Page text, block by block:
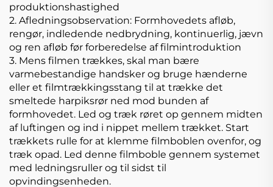
produktionshastighed
2. Afledningsobservation: Formhovedets afløb,
rengør, indledende nedbrydning, kontinuerlig, jævn
og ren afløb før forberedelse af filmintroduktion
3. Mens filmen trækkes, skal man bære
varmebestandige handsker og bruge hænderne
eller et filmtrækkingsstang til at trække det
smeltede harpiksrør ned mod bunden af
formhovedet. Led og træk røret op gennem midten
af luftingen og ind i nippet mellem trækket. Start
trækkets rulle for at klemme filmboblen ovenfor, og
træk opad. Led denne filmboble gennem systemet
med ledningsruller og til sidst til
opvindingsenheden.